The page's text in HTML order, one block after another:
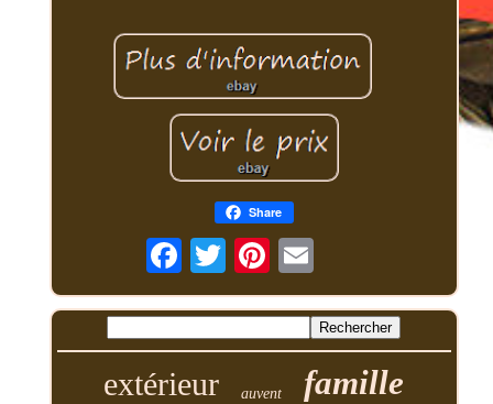
Share
extérieur auvent famille